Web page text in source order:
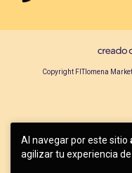
Al navegar por este sitio
agilizar tu experiencia de
Copyright FITlomena